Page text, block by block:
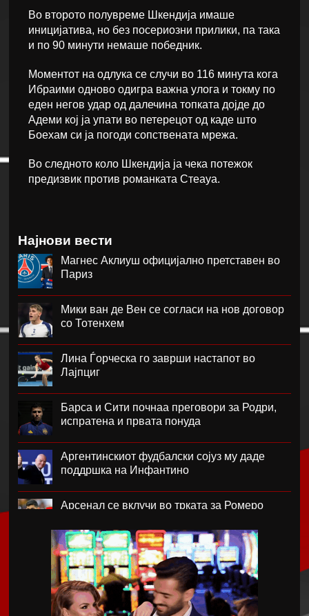
Во второто полувреме Шкендија имаше
иницијатива, но без посериозни прилики, па така
и по 90 минути немаше победник.
Моментот на одлука се случи во 116 минута кога
Ибраими одново одигра важна улога и токму по
еден негов удар од далечина топката дојде до
Адеми кој ја упати во петерецот од каде што
Боехам си ја погоди сопствената мрежа.
Во следното коло Шкендија ја чека потежок
предизвик против романката Стеауа.
Најнови вести
Магнес Аклиуш официјално претставен во
Париз
Мики ван де Вен се согласи на нов договор
со Тотенхем
Лина Ѓорческа го заврши настапот во
Лајпциг
Барса и Сити почнаа преговори за Родри,
испратена и првата понуда
Аргентинскиот фудбалски сојуз му даде
поддршка на Инфантино
Арсенал се вклучи во трката за Ромеро
ПСЖ го купи најдобриот фудбалер на
Монако
Крстевски го замени МЗТ Скопје со